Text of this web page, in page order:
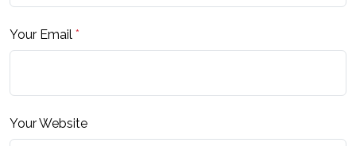
Your Email *
Your Website